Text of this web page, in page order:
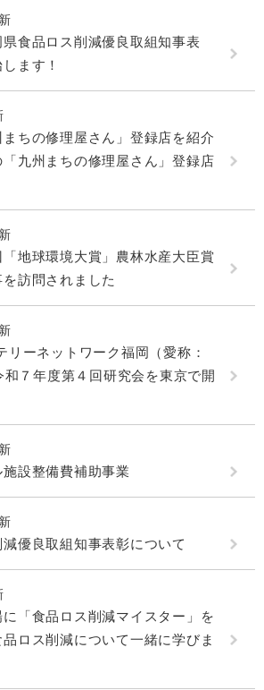
食品ロス削減優良取組知事表
ます！
ちの修理屋さん」登録店を紹介
「九州まちの修理屋さん」登録店
地球環境大賞」農林水産大臣賞
訪問されました
リーネットワーク福岡（愛称：
７年度第４回研究会を東京で開
設整備費補助事業
優良取組知事表彰について
「食品ロス削減マイスター」を
ロス削減について一緒に学びま